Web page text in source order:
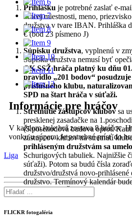
Prihlášku je potrebné zaslať e-
hracej miestnosti, meno,
družstva v tvare IBAN. Prihláška
€ (bod 23 písmeno J)
Súpisku družstva, vyplnenú v
Súpiska družstva nemusí byť
OK SSŽ hráča platný ku dňu
pravidlo „201 bodov“
príslušného klubu,
SPD na štart hráča v súťaži.
Stretnutie zástupcov klubov sa
presklenej zasadačke na
(5.poschodová budova oproti
zástupcov klubov na stretnutí
prihláseným družstvám sa
Schurigových tabuliek. Najnižšie
súťaži). Potom sa budú čísla
družstvo/družstvá novo-
družstvo. Termínový kalendár
konferencii KŠZ BB.
Informácie pre hráčov
V každom kole hrá zostava 8 hráčov.
vonku u súpera. Je potrebné prísť do
Liga
FLICKR fotogaléria